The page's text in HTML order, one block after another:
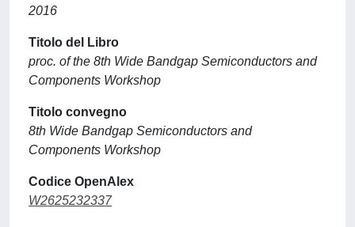
2016
Titolo del Libro
proc. of the 8th Wide Bandgap Semiconductors and
Components Workshop
Titolo convegno
8th Wide Bandgap Semiconductors and
Components Workshop
Codice OpenAlex
W2625232337